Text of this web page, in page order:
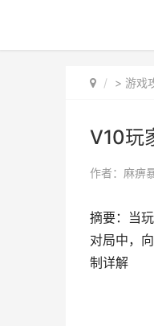
> 游戏
V10玩
作者： 麻痹
摘要：当
对局中，
制详解